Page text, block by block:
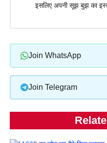
इसलिए अपनी सूझ बुझ का
Join WhatsApp
Join Telegram